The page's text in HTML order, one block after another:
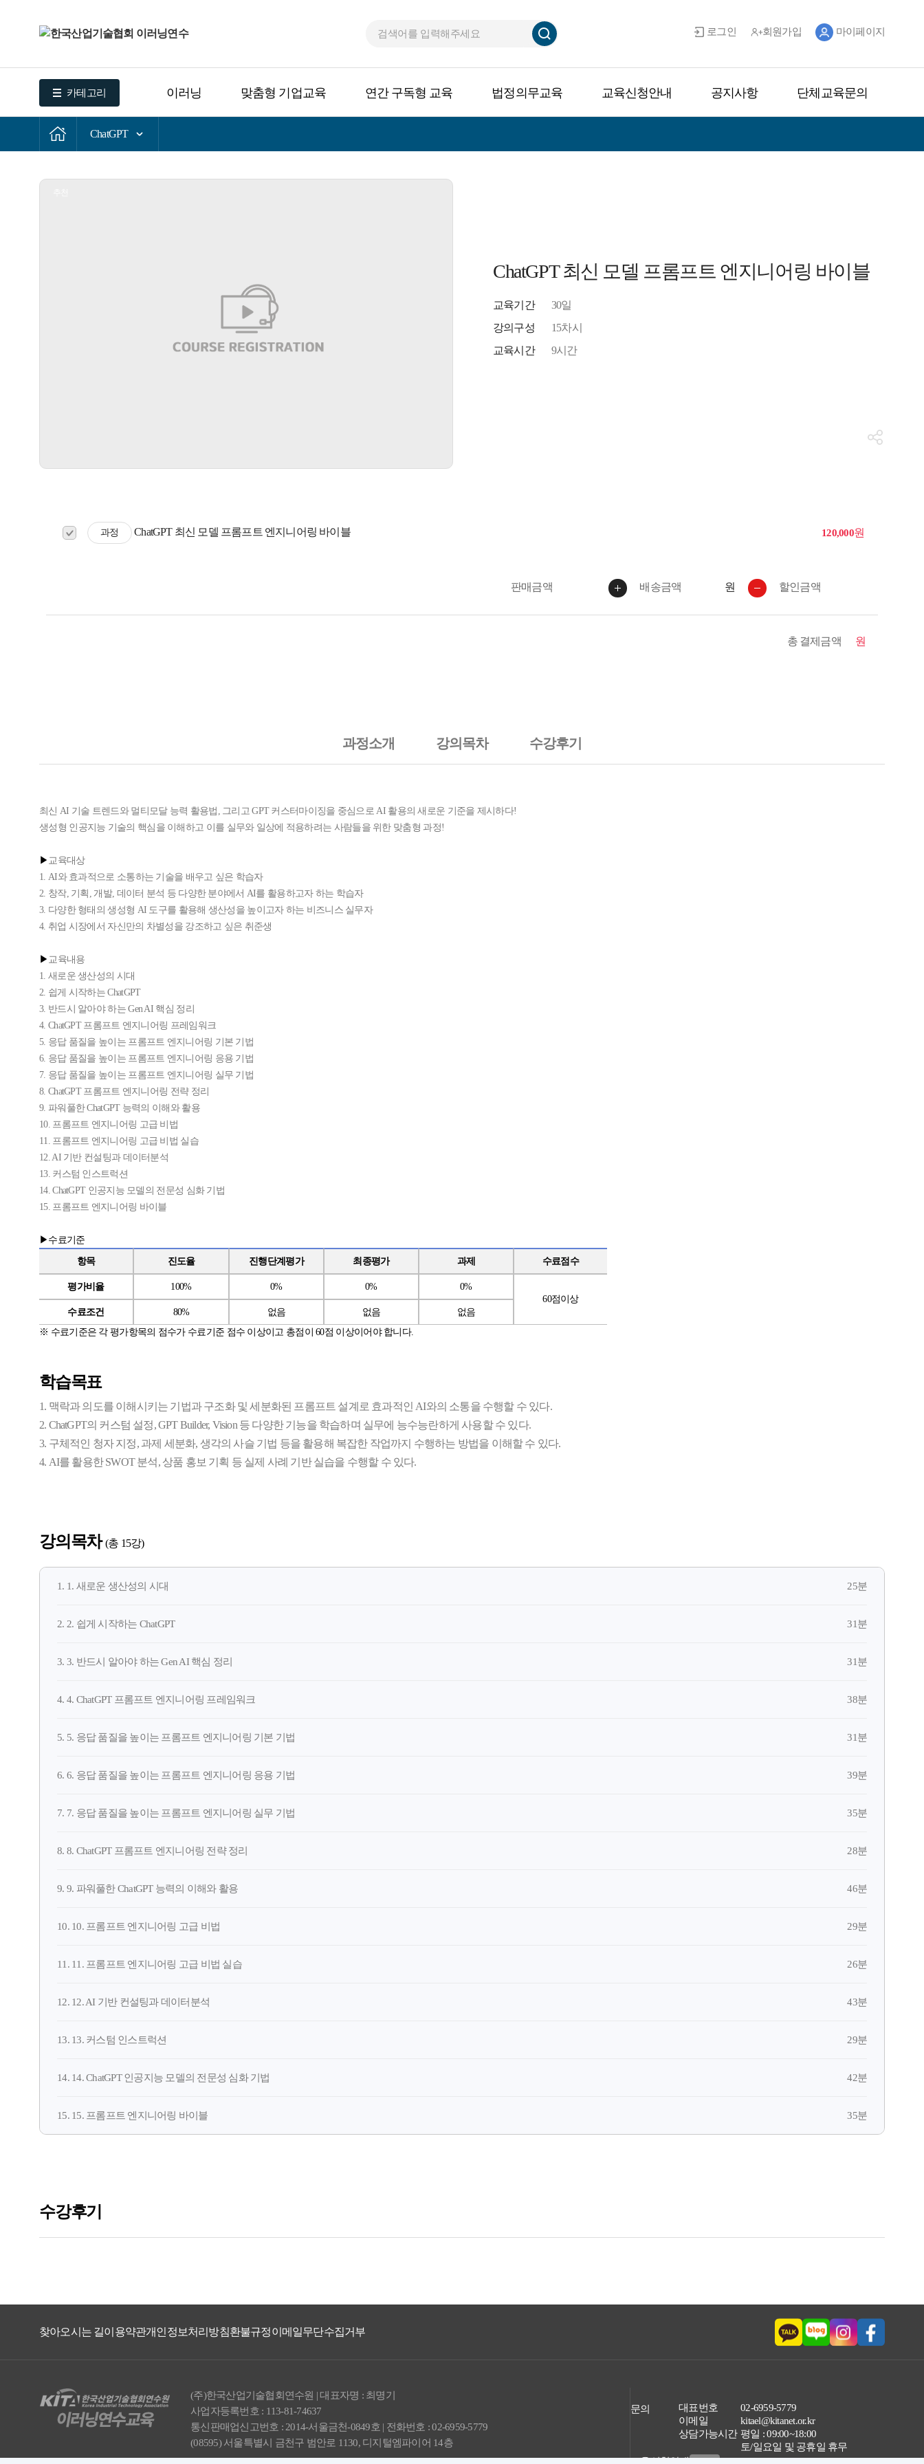
로그인 회원가입 마이페이지
이러닝 맞춤형 기업교육 연간 구독형 교육 법정의무교육 교육신청안내 공지사항 단체교육문의
카테고리
ChatGPT
ChatGPT 최신 모델 프롬프트 엔지니어링 바이블
교육기간
30일
강의구성
15차시
교육시간
9시간
과정 ChatGPT 최신 모델 프롬프트 엔지니어링 바이블 120,000원
판매금액 배송금액 원 할인금액
총 결제금액 원
과정소개 강의목차 수강후기
최신 AI 기술 트렌드와 멀티모달 능력 활용법, 그리고 GPT 커스터마이징을 중심으로 AI 활용의 새로운 기준을 제시하다!
생성형 인공지능 기술의 핵심을 이해하고 이를 실무와 일상에 적용하려는 사람들을 위한 맞춤형 과정!
▶ 교육대상​​
1. AI와 효과적으로 소통하는 기술을 배우고 싶은 학습자
2. 창작, 기획, 개발, 데이터 분석 등 다양한 분야에서 AI를 활용하고자 하는 학습자
3. 다양한 형태의 생성형 AI 도구를 활용해 생산성을 높이고자 하는 비즈니스 실무자
4. 취업 시장에서 자신만의 차별성을 강조하고 싶은 취준생
▶ 교육내용​
1. 새로운 생산성의 시대
2. 쉽게 시작하는 ChatGPT
3. 반드시 알아야 하는 Gen AI 핵심 정리
4. ChatGPT 프롬프트 엔지니어링 프레임워크
5. 응답 품질을 높이는 프롬프트 엔지니어링 기본 기법
6. 응답 품질을 높이는 프롬프트 엔지니어링 응용 기법
7. 응답 품질을 높이는 프롬프트 엔지니어링 실무 기법
8. ChatGPT 프롬프트 엔지니어링 전략 정리
9. 파워풀한 ChatGPT 능력의 이해와 활용
10. 프롬프트 엔지니어링 고급 비법
11. 프롬프트 엔지니어링 고급 비법 실습
12. AI 기반 컨설팅과 데이터분석
13. 커스텀 인스트럭션
14. ChatGPT 인공지능 모델의 전문성 심화 기법
15. 프롬프트 엔지니어링 바이블
▶수료기준
항목 진도율 진행단계평가 최종평가 과제 수료점수
평가비율 100% 0% 0%
0%
60점이상
수료조건
80% 없음 없음
없음
※ 수료기준은 각 평가항목의 점수가 수료기준 점수 이상이고 총점이 60점 이상이어야 합니다.
학습목표
1. 맥락과 의도를 이해시키는 기법과 구조화 및 세분화된 프롬프트 설계로 효과적인 AI와의 소통을 수행할 수 있다.
2. ChatGPT의 커스텀 설정, GPT Builder, Vision 등 다양한 기능을 학습하며 실무에 능수능란하게 사용할 수 있다.
3. 구체적인 청자 지정, 과제 세분화, 생각의 사슬 기법 등을 활용해 복잡한 작업까지 수행하는 방법을 이해할 수 있다.
4. AI를 활용한 SWOT 분석, 상품 홍보 기획 등 실제 사례 기반 실습을 수행할 수 있다.
강의목차 (총 15강)
1. 1. 새로운 생산성의 시대 25분
2. 2. 쉽게 시작하는 ChatGPT 31분
3. 3. 반드시 알아야 하는 Gen AI 핵심 정리 31분
4. 4. ChatGPT 프롬프트 엔지니어링 프레임워크 38분
5. 5. 응답 품질을 높이는 프롬프트 엔지니어링 기본 기법 31분
6. 6. 응답 품질을 높이는 프롬프트 엔지니어링 응용 기법 39분
7. 7. 응답 품질을 높이는 프롬프트 엔지니어링 실무 기법 35분
8. 8. ChatGPT 프롬프트 엔지니어링 전략 정리 28분
9. 9. 파워풀한 ChatGPT 능력의 이해와 활용 46분
10. 10. 프롬프트 엔지니어링 고급 비법 29분
11. 11. 프롬프트 엔지니어링 고급 비법 실습 26분
12. 12. AI 기반 컨설팅과 데이터분석 43분
13. 13. 커스텀 인스트럭션 29분
14. 14. ChatGPT 인공지능 모델의 전문성 심화 기법 42분
15. 15. 프롬프트 엔지니어링 바이블 35분
찾아오시는 길이용약관개인정보처리방침환불규정이메일무단수집거부
(주)한국산업기술협회연수원 | 대표자명 : 최명기
사업자등록번호 : 113-81-74637
통신판매업신고번호 : 2014-서울금천-0849호 | 전화번호 : 02-6959-5779
(08595) 서울특별시 금천구 범안로 1130, 디지털엠파이어 14층
문의 대표번호
02-6959-5779
이메일
kitael@kitanet.or.kr
상담가능시간 평일 : 09:00~18:00
토/일요일 및 공휴일 휴무
교육신청안내